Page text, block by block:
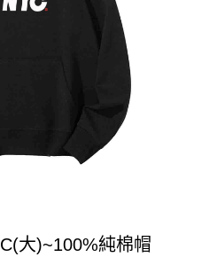
大)~100%純棉帽